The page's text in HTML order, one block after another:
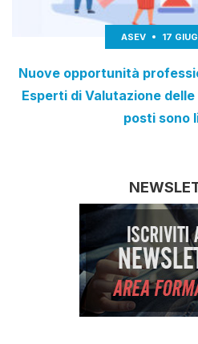
ASEV 17
Nuove opportunità
Esperti di Valutazione delle
posti sono